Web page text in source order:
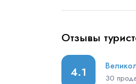
Отзывы
4.1 30